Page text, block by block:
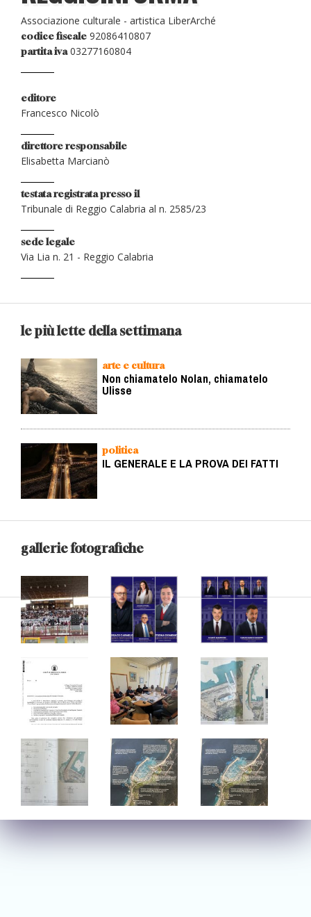
Associazione culturale - artistica LiberArché
codice fiscale 92086410807
partita iva03277160804
editore
Francesco Nicolò
direttore responsabile
Elisabetta Marcianò
testata registrata presso il
Tribunale di Reggio Calabria al n. 2585/23
sede legale
Via Lia n. 21 - Reggio Calabria
le più lette della settimana
arte e cultura
Non chiamatelo Nolan, chiamatelo
Ulisse
politica
IL GENERALE E LA PROVA DEI FATTI
gallerie fotografiche